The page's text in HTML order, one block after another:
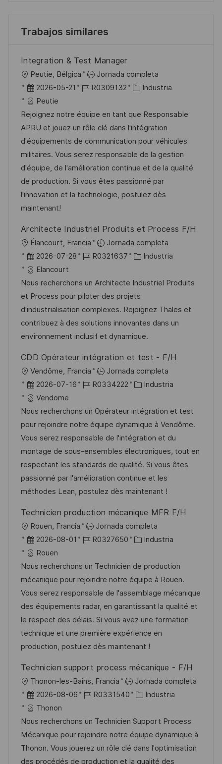
Trabajos similares
Integration & Test Manager
U
b
c
a
c
i
ó
n
Peutie, Bélgica
Jornada completa
F
e
c
h
a
d
e
p
u
b
i
c
a
c
i
ó
n
2026-05-21
I
d
e
e
m
p
l
e
R0309132
C
t
e
g
o
r
í
a
Industria
Peutie
Rejoignez notre équipe en tant que Responsable
APRU et jouez un rôle clé dans l'intégration
d'équipements de communication pour véhicules
militaires. Vous serez responsable de la gestion
d'équipe, de l'amélioration continue et de la qualité
de production. Si vous êtes passionné par
l'innovation et la technologie, postulez dès
maintenant!
Architecte Industriel Produits et Process F/H
U
b
c
a
c
i
ó
Élancourt, Francia
Jornada completa
F
e
c
h
a
d
e
u
b
l
c
a
c
i
ó
n
2026-07-28
I
d
e
e
m
p
e
o
R0321637
C
t
e
g
o
r
a
Industria
Elancourt
Nous recherchons un Architecte Industriel Produits
et Process pour piloter des projets
d'industrialisation complexes. Rejoignez Thales et
contribuez à des solutions innovantes dans un
environnement inclusif et dynamique.
CDD Opérateur intégration et test - F/H
U
b
c
a
c
i
ó
n
Vendôme, Francia
Jornada completa
F
e
c
h
a
d
e
p
u
l
i
c
a
c
i
ó
n
2026-07-16
I
d
e
e
m
p
l
e
R0334222
C
t
e
g
o
r
í
a
Industria
Vendome
Nous recherchons un Opérateur intégration et test
pour rejoindre notre équipe dynamique à Vendôme.
Vous serez responsable de l'intégration et du
montage de sous-ensembles électroniques, tout en
respectant les standards de qualité. Si vous êtes
passionné par l'amélioration continue et les
méthodes Lean, postulez dès maintenant !
Technicien production mécanique MFR F/H
U
b
c
a
c
i
ó
n
Rouen, Francia
Jornada completa
F
e
c
h
a
d
e
p
u
l
i
c
a
c
i
ó
2026-08-01
I
d
e
e
m
p
l
e
R0327650
C
t
e
g
o
r
í
a
Industria
Rouen
Nous recherchons un Technicien de production
mécanique pour rejoindre notre équipe à Rouen.
Vous serez responsable de l'assemblage mécanique
des équipements radar, en garantissant la qualité et
le respect des délais. Si vous avez une formation
technique et une première expérience en
production, postulez dès maintenant !
Technicien support process mécanique - F/H
U
b
c
a
c
i
Thonon-les-Bains, Francia
Jornada completa
F
e
c
h
a
d
2026-08-06
I
d
e
e
m
R0331540
C
t
e
g
o
Industria
Thonon
Nous recherchons un Technicien Support Process
Mécanique pour rejoindre notre équipe dynamique à
Thonon. Vous jouerez un rôle clé dans l'optimisation
des procédés de production et la qualité des